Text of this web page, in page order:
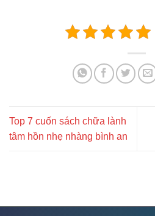
Top 7 cuốn sách chữa lành
tâm hồn nhẹ nhàng bình an